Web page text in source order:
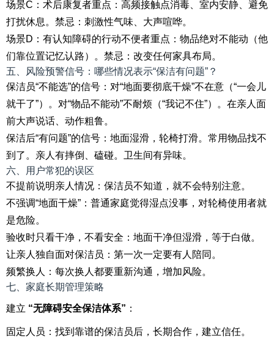
场景C：术后康复者重点：高频接触点消毒、室内安静、避免
打扰休息。禁忌：刺激性气味、大声喧哗。
场景D：有认知障碍的行动不便者重点：物品绝对不能动（他
们靠位置记忆认路）。禁忌：改变任何家具布局。
五、风险预警信号：哪些情况表示“保洁有问题”？
保洁员“不能选”的信号：对“地面要彻底干燥”不在意（“一会儿
就干了”）。对“物品不能动”不耐烦（“我记不住”）。在亲人面
前大声说话、动作粗鲁。
保洁后“有问题”的信号：地面湿滑，轮椅打滑。常用物品找不
到了。亲人有摔倒、磕碰。卫生间有异味。
六、用户常犯的误区
不提前说明亲人情况：保洁员不知道，就不会特别注意。
不强调“地面干燥”：普通家庭觉得湿点没事，对轮椅使用者就
是危险。
验收时只看干净，不看安全：地面干净但湿滑，等于白做。
让亲人独自面对保洁员：第一次一定要有人陪同。
频繁换人：每次换人都要重新沟通，增加风险。
七、家庭长期管理策略
建立 “无障碍安全保洁体系” ：
固定人员：找到靠谱的保洁员后，长期合作，建立信任。